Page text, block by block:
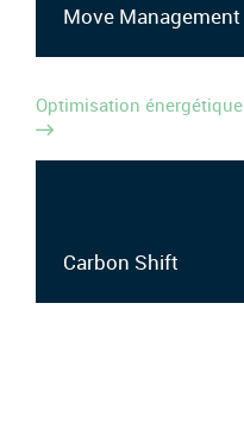
Move Management
Optimisation énergétique
Carbon Shift